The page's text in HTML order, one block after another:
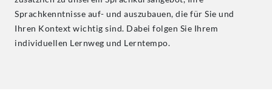
Sprachkenntnisse auf- und auszubauen, die für Sie und
Ihren Kontext wichtig sind. Dabei folgen Sie Ihrem
individuellen Lernweg und Lerntempo.